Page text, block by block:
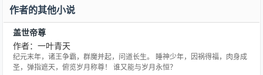
作者的其他小说
盖世帝尊
作者：一叶青天
纪元末年，诸王争霸，群魔并起，问道长生。 睡神少年，因祸得福，肉身成
圣，弹指遮天，俯览岁月称尊！ 谁又能与岁月永恒？